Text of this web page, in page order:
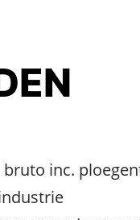
inc.